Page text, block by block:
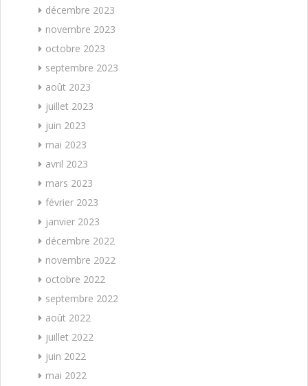
décembre 2023
novembre 2023
octobre 2023
septembre 2023
août 2023
juillet 2023
juin 2023
mai 2023
avril 2023
mars 2023
février 2023
janvier 2023
décembre 2022
novembre 2022
octobre 2022
septembre 2022
août 2022
juillet 2022
juin 2022
mai 2022